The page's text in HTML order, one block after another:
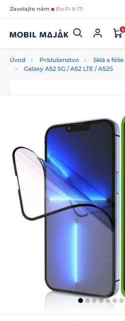
Zavolajte nám (Po-Pi 9-17)
0
Úvod Príslušenstvo Sklá a fólie
Galaxy A52 5G / A52 LTE / A52S